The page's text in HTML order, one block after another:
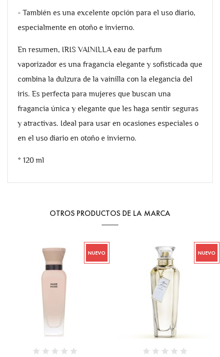
- También es una excelente opción para el uso diario,
especialmente en otoño e invierno.
En resumen, IRIS VAINILLA eau de parfum
vaporizador es una fragancia elegante y sofisticada que
combina la dulzura de la vainilla con la elegancia del
iris. Es perfecta para mujeres que buscan una
fragancia única y elegante que les haga sentir seguras
y atractivas. Ideal para usar en ocasiones especiales o
en el uso diario en otoño e invierno.
* 120 ml
OTROS PRODUCTOS DE LA MARCA
NUEVO NUEVO
Fuera de stock